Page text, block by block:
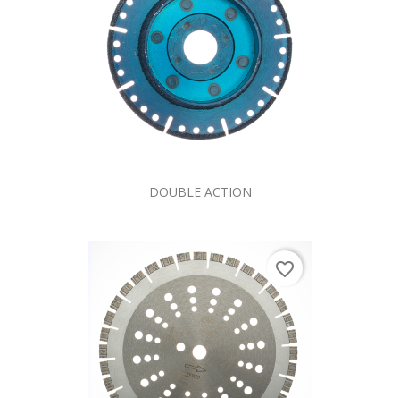
DOUBLE ACTION
favorite_border